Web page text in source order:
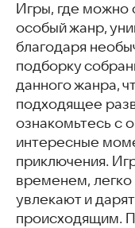
Игры, где можно
особый жанр,
благодаря
подборку
данного жанра,
подходящее
ознакомьтесь с
интересные
приключения.
временем, легко
увлекают и
происходящим.